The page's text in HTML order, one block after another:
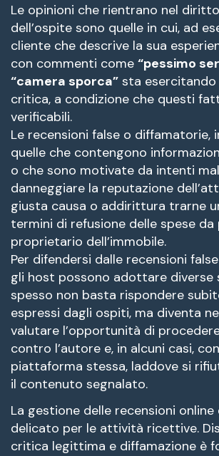
Le opinioni che rientrano nel
dell’ospite sono quelle in cui, ad
cliente che descrive la sua
con commenti come “pessimo
“camera sporca” sta
critica, a condizione che questi
verificabili.
Le recensioni false o diffamatorie,
quelle che contengono
o che sono motivate da intenti
danneggiare la reputazione
giusta causa o addirittura trarne
termini di refusione delle spese
proprietario dell’immobile.
Per difendersi dalle recensioni
gli host possono adottare diverse
spesso non basta rispondere
espressi dagli ospiti, ma diventa
valutare l’opportunità di
contro l’autore e, in alcuni casi,
piattaforma stessa, laddove si
il contenuto segnalato.
La gestione delle recensioni
delicato per le attività ricettive.
critica legittima e diffamazione è